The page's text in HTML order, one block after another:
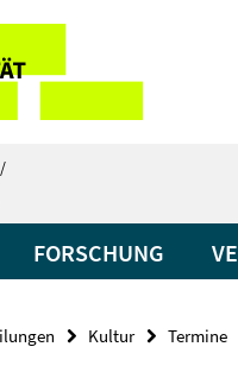
/
FORSCHUNG
Kultur Termine